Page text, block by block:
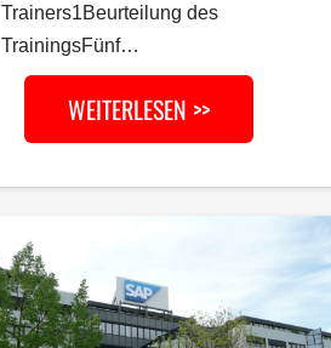
Trainers1Beurteilung des
TrainingsFünf…
WEITERLESEN >>